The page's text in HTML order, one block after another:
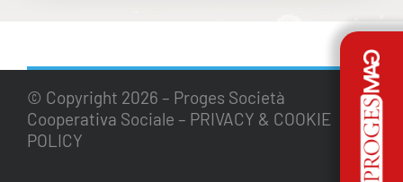
© Copyright 2026 – Proges Società
Cooperativa Sociale – PRIVACY & COOKIE
POLICY